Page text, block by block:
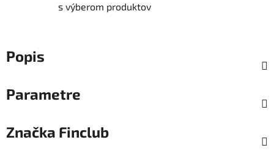
s výberom produktov
Popis
Parametre
Značka Finclub